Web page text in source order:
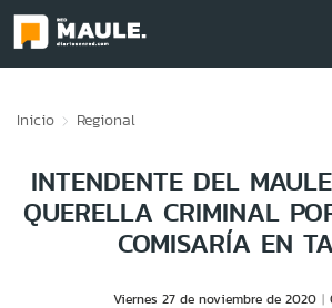
Inicio Regional
INTENDENTE DEL
QUERELLA CRIMINAL
COMISARÍA EN
Viernes 27 de noviembre de 2020